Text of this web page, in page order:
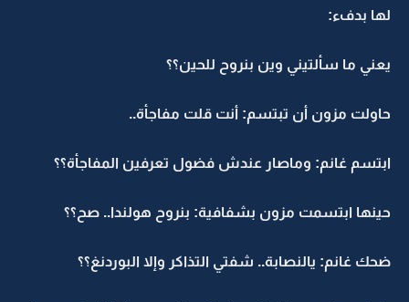
لها بدفء:
يعني ما سألتيني وين بنروح للحين؟؟
حاولت مزون أن تبتسم: أنت قلت مفاجأة..
ابتسم غانم: وماصار عندش فضول تعرفين المفاجأة؟؟
حينها ابتسمت مزون بشفافية: بنروح هولندا.. صح؟؟
ضحك غانم: يالنصابة.. شفتي التذاكر وإلا البوردنغ؟؟